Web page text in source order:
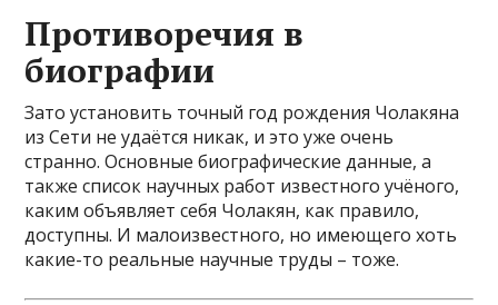
Противоречия в
биографии
Зато установить точный год рождения Чолакяна
из Сети не удаётся никак, и это уже очень
странно. Основные биографические данные, а
также список научных работ известного учёного,
каким объявляет себя Чолакян, как правило,
доступны. И малоизвестного, но имеющего хоть
какие-то реальные научные труды – тоже.